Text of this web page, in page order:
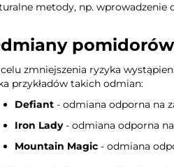
metody, np. wprowadzenie
zmniejszenia ryzyka
przykładów takich odmian:
Defiant - odmiana odporna na
Iron Lady- odmiana odporna
Mountain Magic - odmiana